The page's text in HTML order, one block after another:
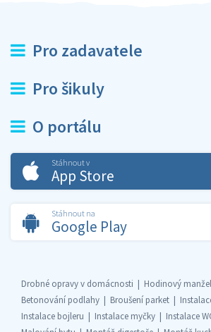
Pro zadavatele
Pro šikuly
O portálu
Stáhnout v
App Store
Stáhnout na
Google Play
Drobné opravy v domácnosti
Hodinový manžel
Betonování podlahy
Broušení parket
Instalace bojleru
Instalace myčky Instalace